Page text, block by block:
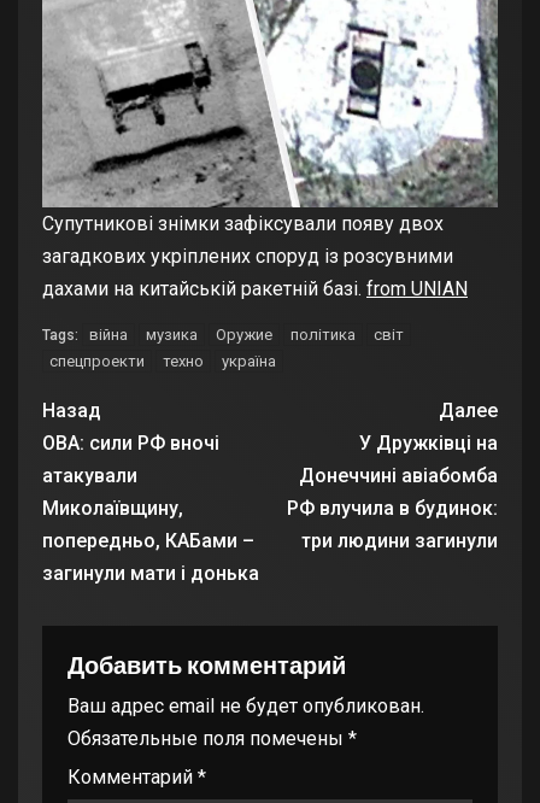
Супутникові знімки зафіксували появу двох
загадкових укріплених споруд із розсувними
дахами на китайській ракетній базі. from UNIAN
Tags: війна музика Оружие політика
світ
спецпроекти
техно україна
Назад
ОВА: сили РФ вночі
атакували
Миколаївщину,
попередньо, КАБами –
загинули мати і донька
Далее
У Дружківці на
Донеччині авіабомба
РФ влучила в будинок:
три людини загинули
Добавить комментарий
Ваш адрес email не будет опубликован.
Обязательные поля помечены *
Комментарий *